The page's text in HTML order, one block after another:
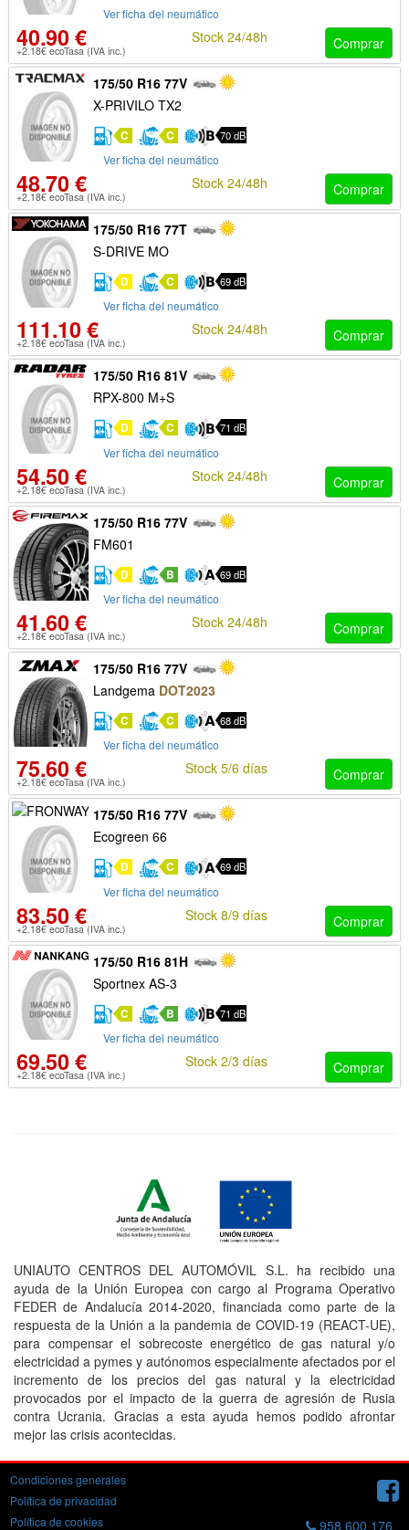
Ver ficha del neumático
40.90 €
+2.18€ ecoTasa (IVA inc.) Comprar
Stock 24/48h
175/50 R16 77V
X-PRIVILO TX2
C C 70 dB
Ver ficha del neumático
48.70 €
+2.18€ ecoTasa (IVA inc.) Comprar
Stock 24/48h
175/50 R16 77T
S-DRIVE MO
D C 69 dB
Ver ficha del neumático
111.10 €
+2.18€ ecoTasa (IVA inc.) Comprar
Stock 24/48h
175/50 R16 81V
RPX-800 M+S
D C 71 dB
Ver ficha del neumático
54.50 €
+2.18€ ecoTasa (IVA inc.) Comprar
Stock 24/48h
175/50 R16 77V
FM601
D B 69 dB
Ver ficha del neumático
41.60 €
+2.18€ ecoTasa (IVA inc.) Comprar
Stock 24/48h
175/50 R16 77V
Landgema DOT2023
C C 68 dB
Ver ficha del neumático
75.60 €
+2.18€ ecoTasa (IVA inc.) Comprar
Stock 5/6 días
175/50 R16 77V
Ecogreen 66
D C 69 dB
Ver ficha del neumático
83.50 €
+2.18€ ecoTasa (IVA inc.) Comprar
Stock 8/9 días
175/50 R16 81H
Sportnex AS-3
C B 71 dB
Ver ficha del neumático
69.50 €
+2.18€ ecoTasa (IVA inc.) Comprar
Stock 2/3 días
UNIAUTO CENTROS DEL AUTOMÓVIL S.L. ha recibido una
ayuda de la Unión Europea con cargo al Programa Operativo
FEDER de Andalucía 2014-2020, financiada como parte de la
respuesta de la Unión a la pandemia de COVID-19 (REACT-UE),
para compensar el sobrecoste energético de gas natural y/o
electricidad a pymes y autónomos especialmente afectados por el
incremento de los precios del gas natural y la electricidad
provocados por el impacto de la guerra de agresión de Rusia
contra Ucrania. Gracias a esta ayuda hemos podido afrontar
mejor las crisis acontecidas.
Condiciones generales
Política de privacidad
Política de cookies
958 600 176